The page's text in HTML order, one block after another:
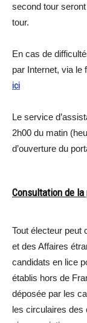
second tour
tour.
En cas de
par Internet, via le
ici
Le service
2h00 du matin
d’ouverture du
Consultation de la
Tout électeur peut
et des Affaires
candidats en lice
établis hors de
déposée par les
les circulaires des